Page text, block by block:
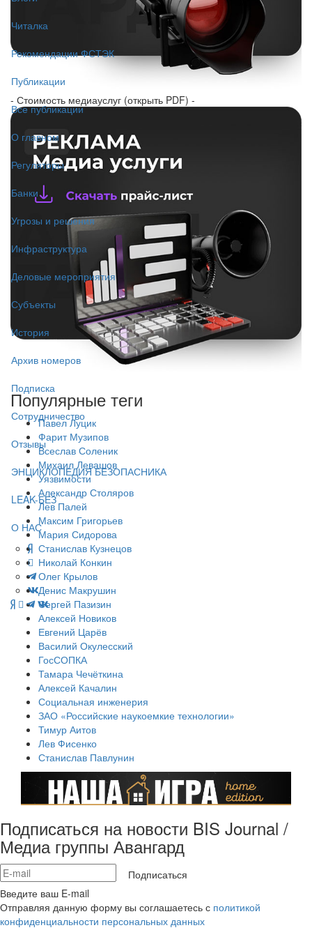
Читалка
Рекомендации ФСТЭК
Публикации
Все публикации
О главном
Регуляторы
Банки
Угрозы и решения
Инфраструктура
Деловые мероприятия
Субъекты
История
Архив номеров
Подписка
Сотрудничество
Отзывы
ЭНЦИКЛОПЕДИЯ БЕЗОПАСНИКА
LEAK-БЕЗ
О НАС
- Стоимость медиауслуг (открыть PDF) -
Популярные теги
Павел Луцик
Фарит Музипов
Всеслав Соленик
Михаил Левашов
Уязвимости
Александр Столяров
Лев Палей
Максим Григорьев
Мария Сидорова
Станислав Кузнецов
Николай Конкин
Олег Крылов
Денис Макрушин
Сергей Пазизин
Алексей Новиков
Евгений Царёв
Василий Окулесский
ГосСОПКА
Тамара Чечёткина
Алексей Качалин
Социальная инженерия
ЗАО «Российские наукоемкие технологии»
Тимур Аитов
Лев Фисенко
Станислав Павлунин
Подписаться на новости BIS Journal /
Медиа группы Авангард
Подписаться
Введите ваш E-mail
Отправляя данную форму вы соглашаетесь с политикой
конфиденциальности персональных данных